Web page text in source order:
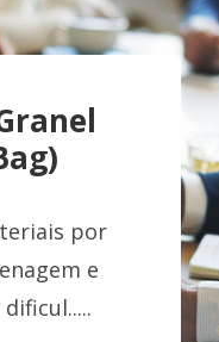
por
e